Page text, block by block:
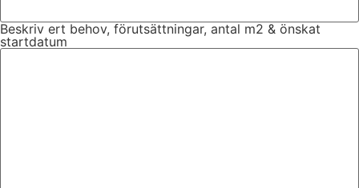
Beskriv ert behov, förutsättningar, antal m2 & önskat
startdatum